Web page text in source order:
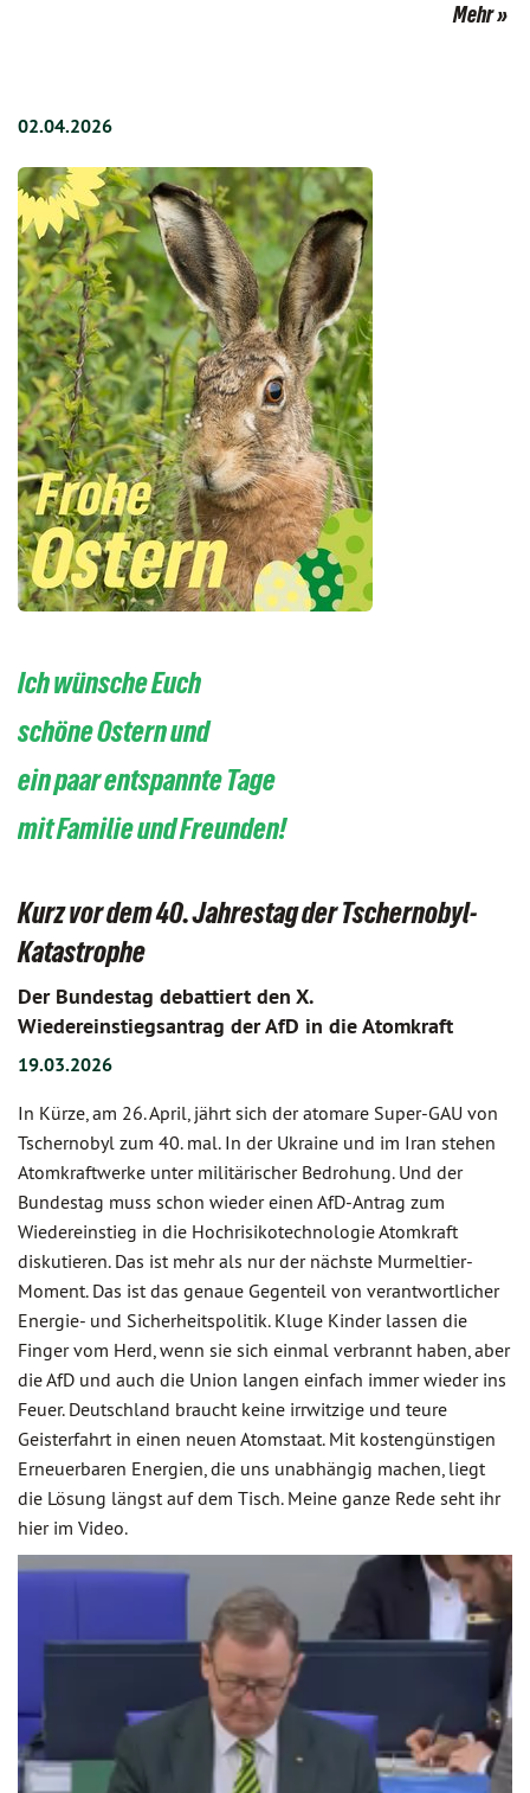
Mehr
02.04.2026
Ich wünsche Euch
schöne Ostern und
ein paar entspannte Tage
mit Familie und Freunden!
Kurz vor dem 40. Jahrestag der Tschernobyl-
Katastrophe
Der Bundestag debattiert den X.
Wiedereinstiegsantrag der AfD in die Atomkraft
19.03.2026
In Kürze, am 26. April, jährt sich der atomare Super-GAU von
Tschernobyl zum 40. mal. In der Ukraine und im Iran stehen
Atomkraftwerke unter militärischer Bedrohung. Und der
Bundestag muss schon wieder einen AfD-Antrag zum
Wiedereinstieg in die Hochrisikotechnologie Atomkraft
diskutieren. Das ist mehr als nur der nächste Murmeltier-
Moment. Das ist das genaue Gegenteil von verantwortlicher
Energie- und Sicherheitspolitik. Kluge Kinder lassen die
Finger vom Herd, wenn sie sich einmal verbrannt haben, aber
die AfD und auch die Union langen einfach immer wieder ins
Feuer. Deutschland braucht keine irrwitzige und teure
Geisterfahrt in einen neuen Atomstaat. Mit kostengünstigen
Erneuerbaren Energien, die uns unabhängig machen, liegt
die Lösung längst auf dem Tisch. Meine ganze Rede seht ihr
hier im Video.